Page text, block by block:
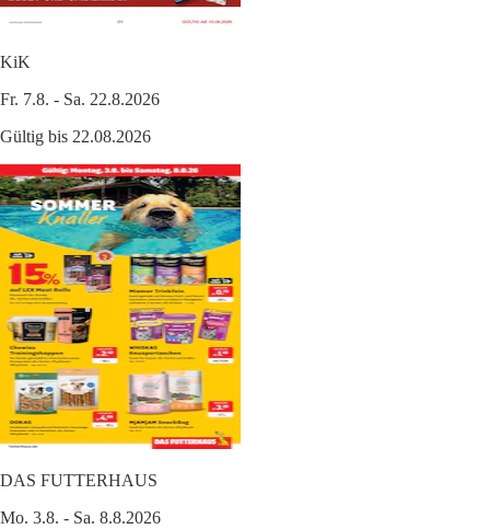
KiK
Fr. 7.8. - Sa. 22.8.2026
Gültig bis 22.08.2026
DAS FUTTERHAUS
Mo. 3.8. - Sa. 8.8.2026